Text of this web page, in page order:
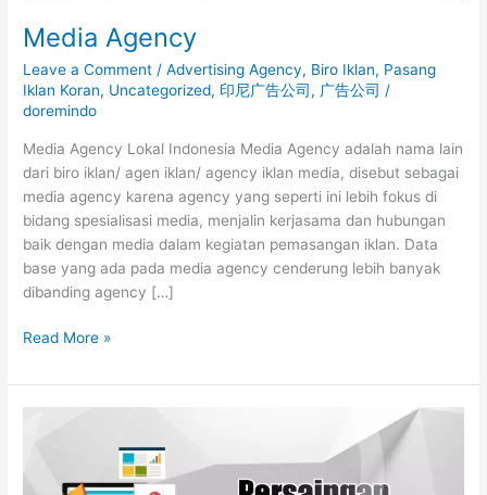
Media Agency
Leave a Comment /Advertising Agency, Biro Iklan, Pasang
Iklan Koran, Uncategorized, 印尼广告公司 , 广告公司 /
doremindo
Media Agency Lokal Indonesia Media Agency adalah nama lain
dari biro iklan/ agen iklan/ agency iklan media, disebut sebagai
media agency karena agency yang seperti ini lebih fokus di
bidang spesialisasi media, menjalin kerjasama dan hubungan
baik dengan media dalam kegiatan pemasangan iklan. Data
base yang ada pada media agency cenderung lebih banyak
dibanding agency […]
Read More »